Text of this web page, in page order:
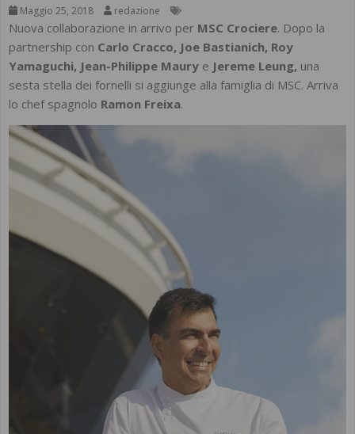
Maggio 25, 2018 redazione
Nuova collaborazione in arrivo per MSC Crociere. Dopo la
partnership con Carlo Cracco, Joe Bastianich, Roy
Yamaguchi, Jean-Philippe Maury e Jereme Leung, una
sesta stella dei fornelli si aggiunge alla famiglia di MSC. Arriva
lo chef spagnolo Ramon Freixa.